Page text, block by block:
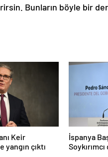
Bunların böyle bir
Keir
yangın çıktı
İspanya